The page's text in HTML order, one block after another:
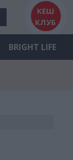
КЕШ
КЛУБ
BRIGHT LIFE